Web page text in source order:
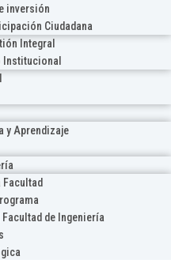
inversión
Ciudadana
Integral
Institucional
y Aprendizaje
de Ingeniería